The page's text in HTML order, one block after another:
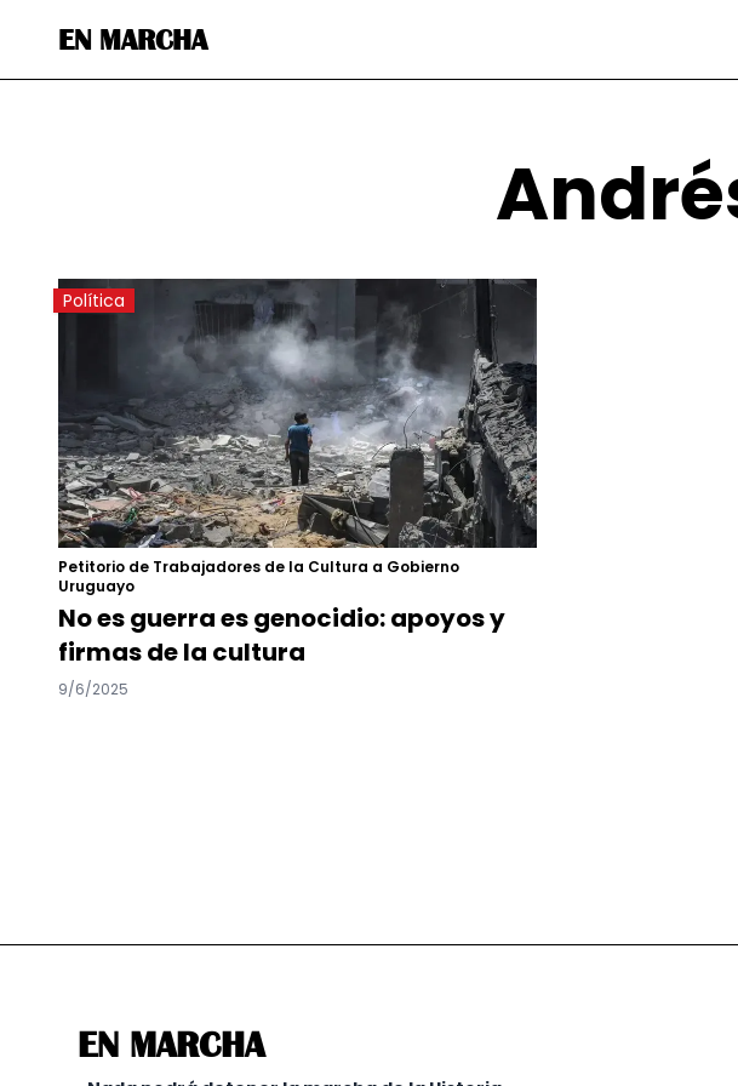
EN MARCHA
Política
Petitorio de Trabajadores de la Cultura a Gobierno
Uruguayo
No es guerra es genocidio: apoyos y
firmas de la cultura
9/6/2025
EN MARCHA